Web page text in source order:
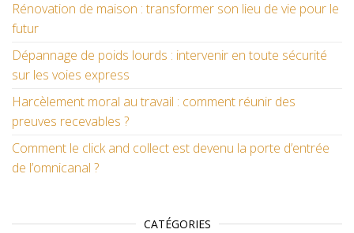
Rénovation de maison : transformer son lieu de vie pour le
futur
Dépannage de poids lourds : intervenir en toute sécurité
sur les voies express
Harcèlement moral au travail : comment réunir des
preuves recevables ?
Comment le click and collect est devenu la porte d’entrée
de l’omnicanal ?
CATÉGORIES